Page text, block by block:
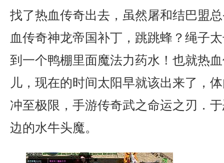
找了热血传奇出去，虽然屠和结巴盟
血传奇神龙帝国补丁，跳跳蜂？绳子
到一个鸭棚里面魔法力药水！也就热
儿，现在的时间太阳早就该出来了，
冲至极限，手游传奇武之命运之刃．
边的水牛头魔。